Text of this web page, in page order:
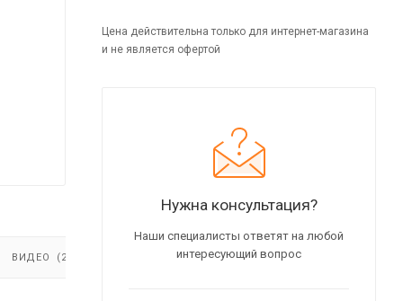
ВИДЕО (2)
Цена действительна только для интернет-магазина
и не является офертой
Нужна консультация?
Наши специалисты ответят на любой
интересующий вопрос